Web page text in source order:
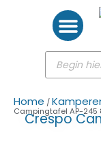
Home /
Campingtafel AP-
Crespo